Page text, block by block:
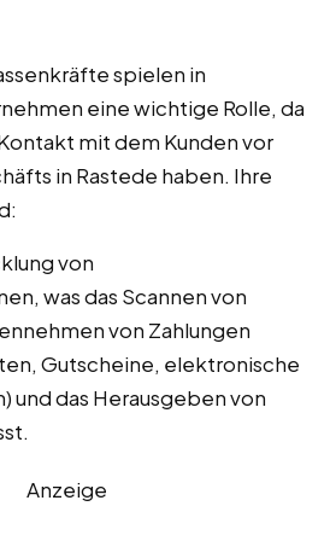
spielen in
eine wichtige Rolle, da
mit dem Kunden vor
in Rastede haben. Ihre
von
was das Scannen von
von Zahlungen
Gutscheine, elektronische
und das Herausgeben von
Anzeige